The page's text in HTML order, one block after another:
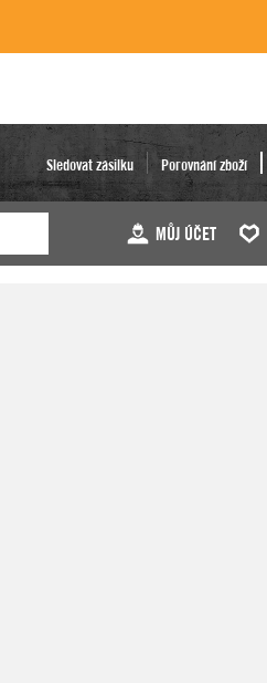
Sledovat zásilku Porovnání zboží
MŮJ ÚČET